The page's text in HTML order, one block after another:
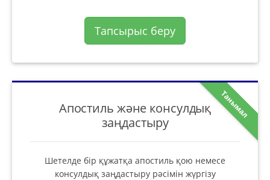
Тапсырыс беру
Танымал
Апостиль және консулдық
заңдастыру
Шетелде бір құжатқа апостиль қою немесе
консулдық заңдастыру рәсімін жүргізу